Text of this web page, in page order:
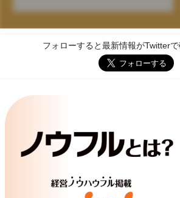
フォローすると最新情報がTwitter